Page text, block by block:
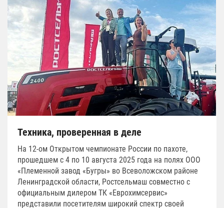
Техника, проверенная в деле
На 12-ом Открытом чемпионате России по пахоте,
прошедшем с 4 по 10 августа 2025 года на полях ООО
«Племенной завод «Бугры» во Всеволожском районе
Ленинградской области, Ростсельмаш совместно с
официальным дилером ТК «Еврохимсервис»
представили посетителям широкий спектр своей